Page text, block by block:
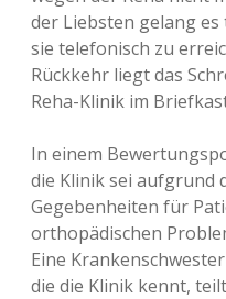
der Liebsten gelang
sie telefonisch zu
Rückkehr liegt das
Reha-Klinik im
In einem
die Klinik sei aufgrund
Gegebenheiten für
orthopädischen
Eine
die die Klinik kennt,